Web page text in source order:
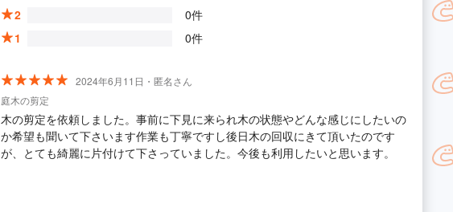
2
0件
1
0件
2024年6月11日・匿名さん
庭木の剪定
木の剪定を依頼しました。事前に下見に来られ木の状態やどんな感じにしたいの
か希望も聞いて下さいます作業も丁寧ですし後日木の回収にきて頂いたのです
が、とても綺麗に片付けて下さっていました。今後も利用したいと思います。